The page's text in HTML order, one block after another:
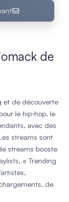
de
et de découverte
le hip‑hop, le
avec des
streams sont
streams booste
« Trending
de